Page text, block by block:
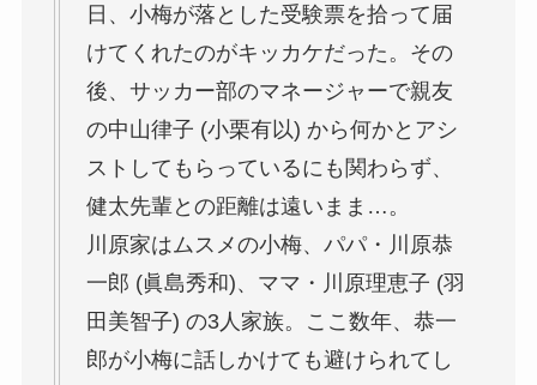
日、小梅が落とした受験票を拾って届
けてくれたのがキッカケだった。その
後、サッカー部のマネージャーで親友
の中山律子 (小栗有以) から何かとアシ
ストしてもらっているにも関わらず、
健太先輩との距離は遠いまま…。
川原家はムスメの小梅、パパ・川原恭
一郎 (眞島秀和)、ママ・川原理恵子 (羽
田美智子) の3人家族。ここ数年、恭一
郎が小梅に話しかけても避けられてし